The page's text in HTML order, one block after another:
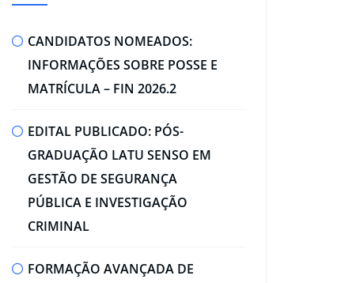
CANDIDATOS NOMEADOS:
INFORMAÇÕES SOBRE POSSE E
MATRÍCULA – FIN 2026.2
EDITAL PUBLICADO: PÓS-
GRADUAÇÃO LATU SENSO EM
GESTÃO DE SEGURANÇA
PÚBLICA E INVESTIGAÇÃO
CRIMINAL​
FORMAÇÃO AVANÇADA DE